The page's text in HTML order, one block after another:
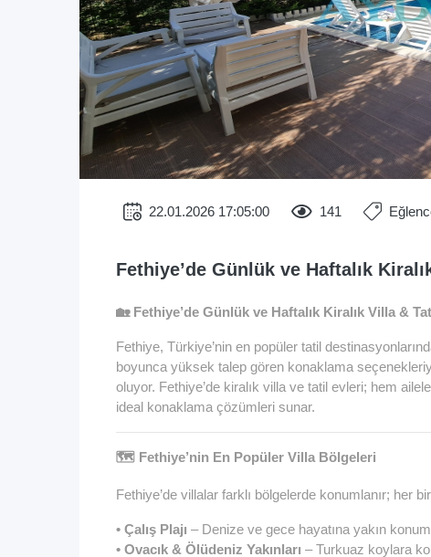
22.01.2026 17:05:00 141
Fethiye’de Günlük ve Haftalık
🏡 Fethiye’de Günlük ve Haftalık Kiralık Villa &
Fethiye, Türkiye’nin en popüler tatil
boyunca yüksek talep gören konaklama seçenekleri
oluyor. Fethiye’de kiralık villa ve tatil evleri; hem
ideal konaklama çözümleri sunar.
🗺️ Fethiye’nin En Popüler Villa Bölgeleri
Fethiye’de villalar farklı bölgelerde konumlanır; her
• Çalış Plajı – Denize ve gece hayatına yakın konum
• Ovacık & Ölüdeniz Yakınları – Turkuaz koylara